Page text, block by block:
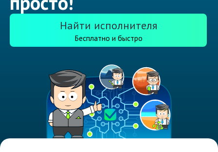
Найти исполнителя
Бесплатно и быстро